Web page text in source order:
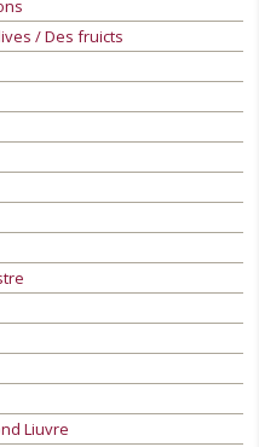
/ Des fruicts
Liuvre